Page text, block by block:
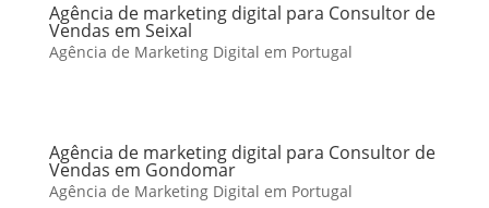
Agência de marketing digital para Consultor de
Vendas em Seixal
Agência de Marketing Digital em Portugal
Agência de marketing digital para Consultor de
Vendas em Gondomar
Agência de Marketing Digital em Portugal